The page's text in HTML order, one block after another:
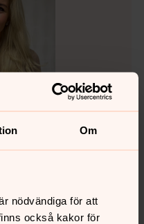
Om
nödvändiga för att
också kakor för